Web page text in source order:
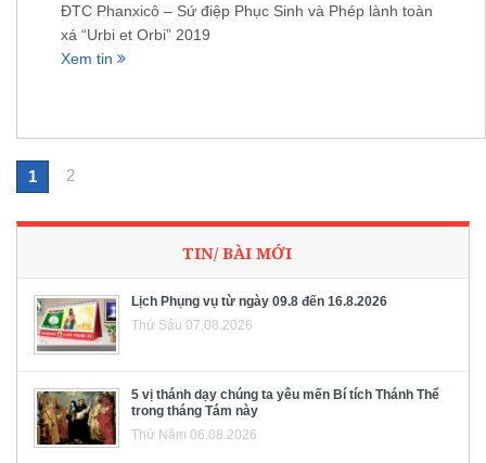
ĐTC Phanxicô – Sứ điệp Phục Sinh và Phép lành toàn
xá “Urbi et Orbi” 2019
Xem tin
1 2
TIN/ BÀI MỚI
Lịch Phụng vụ từ ngày 09.8 đến 16.8.2026
Thứ Sáu 07.08.2026
5 vị thánh dạy chúng ta yêu mến Bí tích Thánh Thể
trong tháng Tám này
Thứ Năm 06.08.2026